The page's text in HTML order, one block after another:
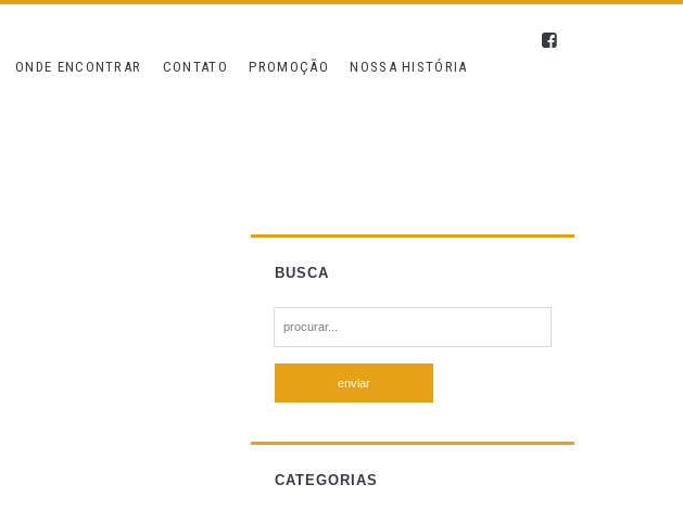
ONDE ENCONTRAR CONTATO PROMOÇÃO NOSSA HISTÓRIA
BUSCA
e
h
fCATEGORIAS